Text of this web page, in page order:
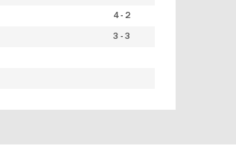
4 - 2
3 - 3